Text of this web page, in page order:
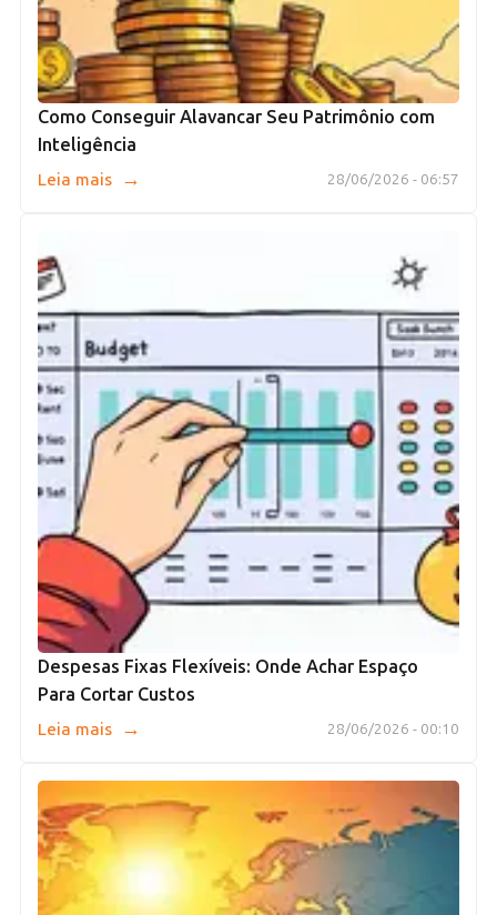
Como Conseguir Alavancar Seu Patrimônio com
Inteligência
28/06/2026 - 06:57
Leia mais →
Despesas Fixas Flexíveis: Onde Achar Espaço
Para Cortar Custos
28/06/2026 - 00:10
Leia mais →